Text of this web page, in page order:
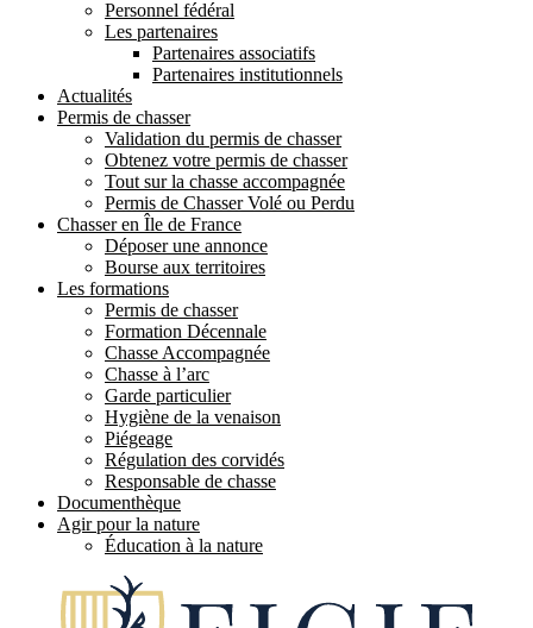
Personnel fédéral
Les partenaires
Partenaires associatifs
Partenaires institutionnels
Actualités
Permis de chasser
Validation du permis de chasser
Obtenez votre permis de chasser
Tout sur la chasse accompagnée
Permis de Chasser Volé ou Perdu
Chasser en Île de France
Déposer une annonce
Bourse aux territoires
Les formations
Permis de chasser
Formation Décennale
Chasse Accompagnée
Chasse à l’arc
Garde particulier
Hygiène de la venaison
Piégeage
Régulation des corvidés
Responsable de chasse
Documenthèque
Agir pour la nature
Éducation à la nature